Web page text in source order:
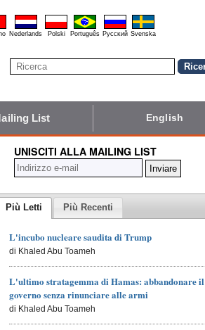
Nederlands Polski Português Pyccĸий Svenska
List English
UNISCITI ALLA MAILING LIST
Più Letti Più Recenti
L'incubo nucleare saudita di Trump
di Khaled Abu Toameh
L'ultimo stratagemma di Hamas: abbandonare il
governo senza rinunciare alle armi
di Khaled Abu Toameh